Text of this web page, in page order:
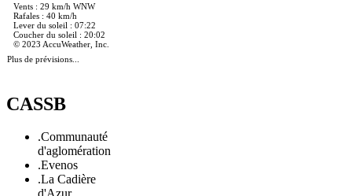
Vents : 29 km/h WNW
Rafales : 40 km/h
Lever du soleil : 07:22
Coucher du soleil : 20:02
© 2023 AccuWeather, Inc.
Plus de prévisions...
CASSB
.Communauté
d'aglomération
.Evenos
.La Cadière